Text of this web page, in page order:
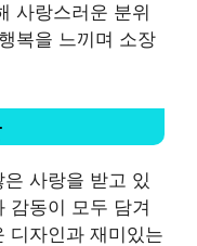
사랑스러운 분위
복을 느끼며 소장
사랑을 받고 있
감동이 모두 담겨
디자인과 재미있는